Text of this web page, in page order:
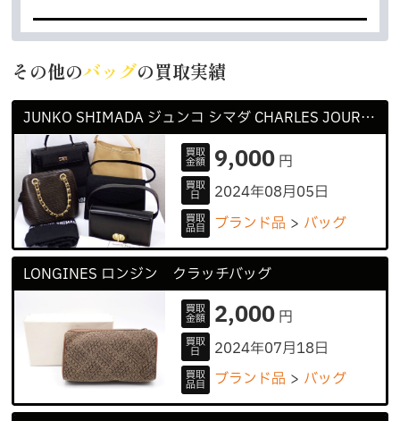
その他のバッグの買取実績
JUNKO SHIMADA ジュンコ シマダ CHARLES JOURDAN シャルル ジョルダン
買取
金額 9,000円
買取
日 2024年08月05日
買取
品目 ブランド品 バッグ
LONGINES ロンジン クラッチバッグ
買取
金額 2,000円
買取
日 2024年07月18日
買取
品目 ブランド品 バッグ